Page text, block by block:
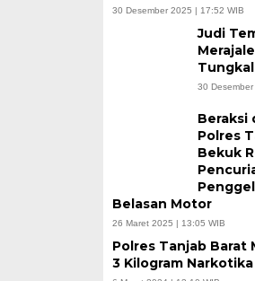
30 Desember 2025 | 17:52 WIB
Judi
30
Beraksi
Polres
Bekuk
Belasan Motor
26 Maret 2025 | 13:05 WIB
Polres Tanjab Barat
3 Kilogram